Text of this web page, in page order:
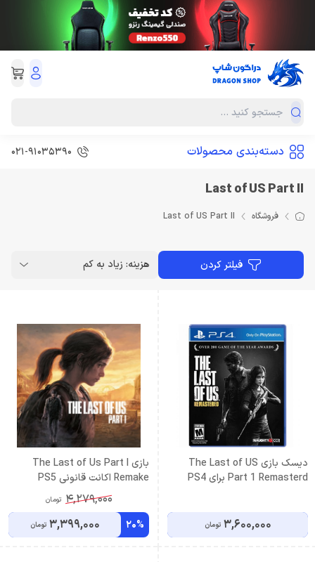
دسته‌بندی محصولات 021-91035390
Last of US Part II
فروشگاه Last of US Part II
فیلتر کردن هزینه: زیاد به کم
دیسک بازی The Last of US
Part 1 Remasterd برای PS4
3,600,000 تومان
بازی The Last of Us Part I
Remake اکانت قانونی PS5
4,279,000 تومان
20%
3,399,000 تومان